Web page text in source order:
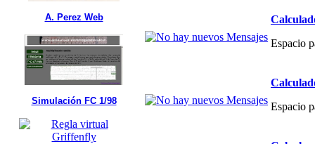
A. Perez Web
Simulación FC 1/98
Espacio
Espacio